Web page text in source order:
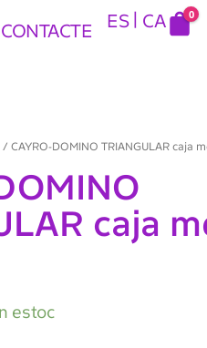
CONTACTE ES CA 0
/ CAYRO-DOMINO TRIANGULAR caja
caja
estoc